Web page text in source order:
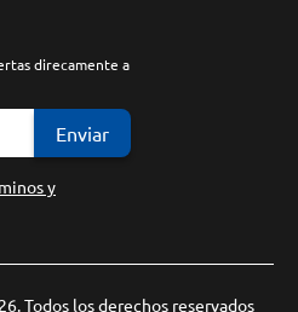
direcamente a
Enviar
y
Todos los derechos reservados